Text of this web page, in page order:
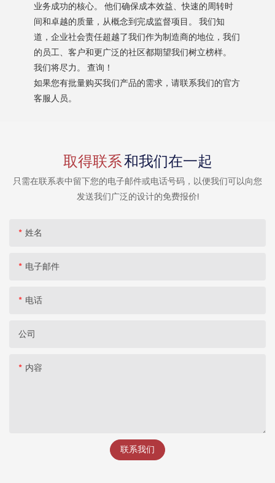
业务成功的核心。 他们确保成本效益、快速的周转时
间和卓越的质量，从概念到完成监督项目。 我们知
道，企业社会责任超越了我们作为制造商的地位，我们
的员工、客户和更广泛的社区都期望我们树立榜样。
我们将尽力。 查询！
如果您有批量购买我们产品的需求，请联系我们的官方
客服人员。
取得联系和我们在一起
只需在联系表中留下您的电子邮件或电话号码，以便我们可以向您
发送我们广泛的设计的免费报价!
姓名
电子邮件
电话
公司
内容
联系我们